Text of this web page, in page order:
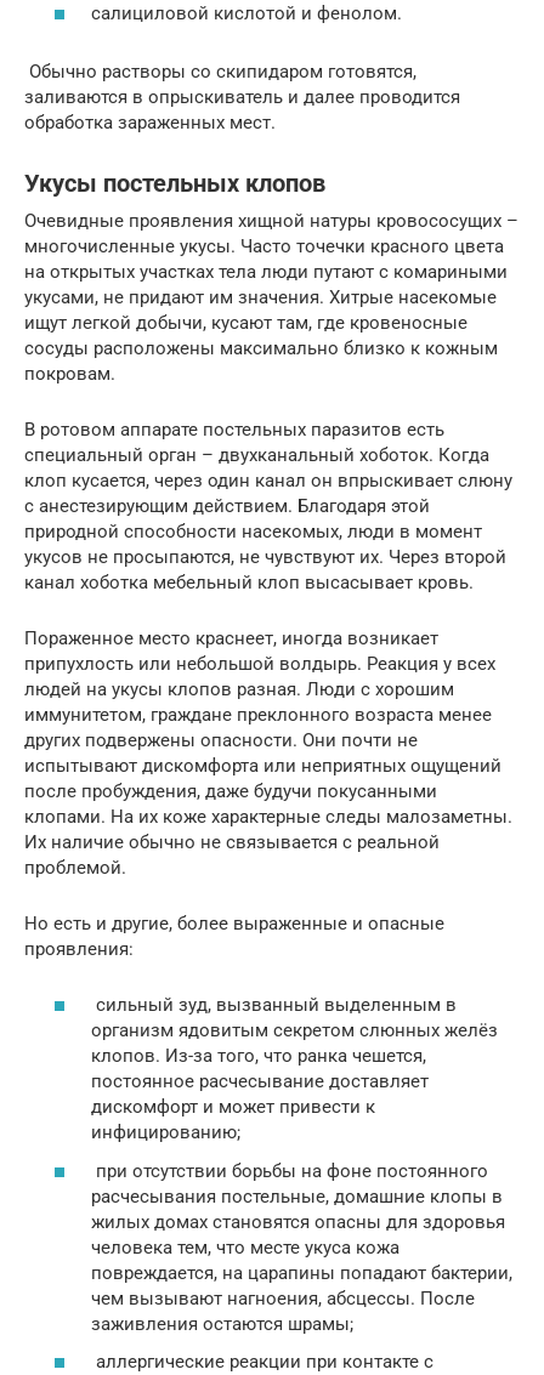
салициловой кислотой и фенолом.
Обычно растворы со скипидаром готовятся,
заливаются в опрыскиватель и далее проводится
обработка зараженных мест.
Укусы постельных клопов
Очевидные проявления хищной натуры кровососущих –
многочисленные укусы. Часто точечки красного цвета
на открытых участках тела люди путают с комариными
укусами, не придают им значения. Хитрые насекомые
ищут легкой добычи, кусают там, где кровеносные
сосуды расположены максимально близко к кожным
покровам.
В ротовом аппарате постельных паразитов есть
специальный орган – двухканальный хоботок. Когда
клоп кусается, через один канал он впрыскивает слюну
с анестезирующим действием. Благодаря этой
природной способности насекомых, люди в момент
укусов не просыпаются, не чувствуют их. Через второй
канал хоботка мебельный клоп высасывает кровь.
Пораженное место краснеет, иногда возникает
припухлость или небольшой волдырь. Реакция у всех
людей на укусы клопов разная. Люди с хорошим
иммунитетом, граждане преклонного возраста менее
других подвержены опасности. Они почти не
испытывают дискомфорта или неприятных ощущений
после пробуждения, даже будучи покусанными
клопами. На их коже характерные следы малозаметны.
Их наличие обычно не связывается с реальной
проблемой.
Но есть и другие, более выраженные и опасные
проявления:
сильный зуд, вызванный выделенным в
организм ядовитым секретом слюнных желёз
клопов. Из-за того, что ранка чешется,
постоянное расчесывание доставляет
дискомфорт и может привести к
инфицированию;
при отсутствии борьбы на фоне постоянного
расчесывания постельные, домашние клопы в
жилых домах становятся опасны для здоровья
человека тем, что месте укуса кожа
повреждается, на царапины попадают бактерии,
чем вызывают нагноения, абсцессы. После
заживления остаются шрамы;
аллергические реакции при контакте с